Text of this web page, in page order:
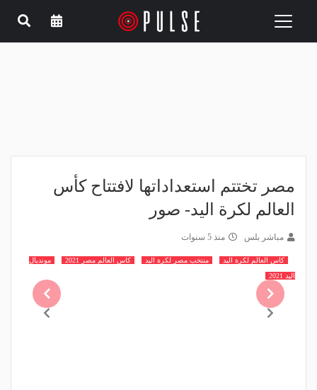
Toggle
مصر تختتم استعداداتها لافتتاح كأس
العالم لكرة اليد- صور
مباشر بلس منذ 5 سنوات
كاس العالم لكرة اليد منتخب مصر لكرة اليد كاس العالم مصر 2021
مونديال
اليد 2021